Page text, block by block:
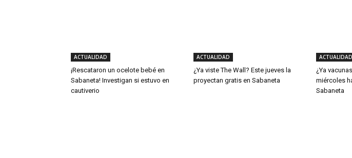
ACTUALIDAD
¡Rescataron un ocelote bebé en
Sabaneta! Investigan si estuvo en
cautiverio
ACTUALIDAD
¿Ya viste The Wall? Este jueves la
proyectan gratis en Sabaneta
ACTUALIDAD
¿Ya
miércoles
Sabaneta